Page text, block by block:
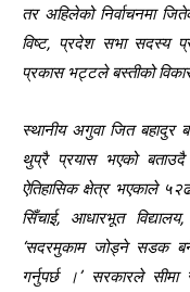
तर अहिलेको निर्वाचनमा
विष्ट, प्रदेश सभा सदस्य
प्रकास भट्टले बस्तीको
स्थानीय अगुवा जित बहादुर
थुप्रै प्रयास भएको
ऐतिहासिक क्षेत्र भएकाले
सिँचाई, आधारभूत
‘सदरमुकाम जोड्ने सडक
गर्नुपर्छ ।’ सरकारले